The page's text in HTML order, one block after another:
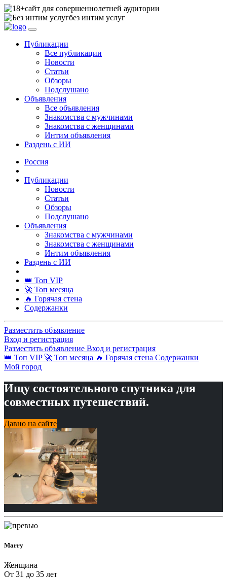
сайт для совершеннолетней аудитории
без интим услуг
Публикации
Все публикации
Новости
Статьи
Обзоры
Подслушано
Объявления
Все объявления
Знакомства с мужчинами
Знакомства с женщинами
Интим объявления
Раздень с ИИ
Россия
Публикации
Новости
Статьи
Обзоры
Подслушано
Объявления
Знакомства с мужчинами
Знакомства с женщинами
Интим объявления
Раздень с ИИ
👑 Топ VIP
🚀 Топ месяца
🔥 Горячая стена
Содержанки
Разместить объявление
Вход и регистрация
Разместить объявление Вход и регистрация
👑 Топ VIP 🚀 Топ месяца 🔥 Горячая стена Содержанки
Мой город
Ищу состоятельного спутника для
совместных путешествий.
Давно на сайте
Marry
Женщина
От 31 до 35 лет